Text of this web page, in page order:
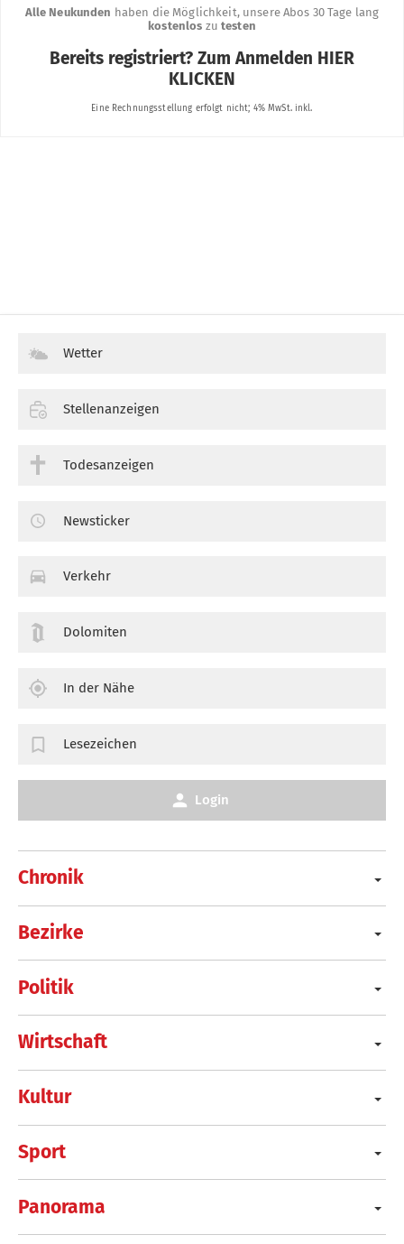
Chronik
Bezirke
Politik
Wirtschaft
Kultur
Sport
Panorama
Wetter
Stellenanzeigen
Todesanzeigen
Newsticker
Verkehr
Dolomiten
In der Nähe
Lesezeichen
Login